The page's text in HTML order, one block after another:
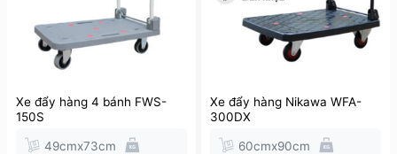
Xe đẩy hàng 4 bánh FWS-
150S
49cmx73cm
Xe đẩy hàng Nikawa WFA-
300DX
60cmx90cm